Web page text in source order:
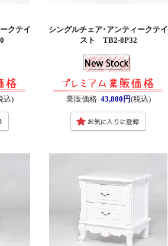
クテイ
込)
シングルチェア･アンティークテイ
スト TB2-8P32
業販価格 43,800円(税込)